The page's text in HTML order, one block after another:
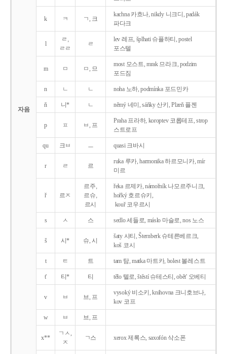
자음
k ㅋ ㄱ, 크
kachna 카흐나, nikdy 니크디, padák
파다크
l
ㄹ,
ㄹㄹ
ㄹ
lev 레프, šplhati 슈플하티, postel
포스텔
m ㅁ ㅁ, 므
most 모스트, mrak 므라크, podzim
포드짐
n ㄴ ㄴ noha 노하, podmínka 포드민카
ň 니* ㄴ němý 네미, sáňky 산키, Plzeň 플젠
p ㅍ ㅂ, 프
Praha 프라하, koroptev 코롭테프, strop
스트로프
qu 크ㅂ ㅡ quasi 크바시
r ㄹ 르
ruka 루카, harmonika 하르모니카, mír
미르
ř 르ㅈ
르주,
르슈,
르시
řeka 르제카, námořník 나모르주니크,
hořký 호르슈키,
kouř 코우르시
s ㅅ 스 sedlo 세들로, máslo 마슬로, nos 노스
š 시* 슈, 시
šaty 샤티, Šternberk 슈테른베르크,
koš 코시
t ㅌ 트 tam 탐, matka 마트카, bolest 볼레스트
t' 티* 티 tělo 텔로, štěstí 슈테스티, obět' 오베티
v ㅂ 브, 프
vysoký 비소키, knihovna 크니호브나,
kov 코프
w ㅂ 브, 프
x**
ㄱㅅ,
ㅈ
ㄱ스 xerox 제록스, saxofón 삭소폰